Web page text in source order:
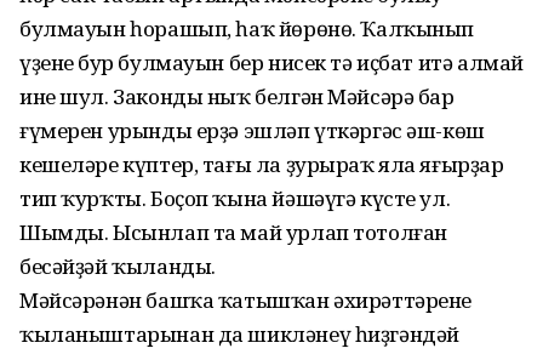
булмауын һорашып, һаҡ йөрөнө. Ҡалҡынып
үҙенең бур булмауын бер нисек тә иҫбат итә алмай
ине шул. Законды ныҡ белгән Мәйсәрә бар
ғүмерен урынды ерҙә эшләп үткәргәс әш-көш
кешеләре күптер, тағы ла ҙурыраҡ яла яғырҙар
тип ҡурҡты. Боҫоп ҡына йәшәүгә күсте ул.
Шымды. Ысынлап та май урлап тотолған
бесәйҙәй ҡыланды.
Мәйсәрәнән башҡа ҡатышҡан әхирәттәренең
ҡыланыштарынан да шикләнеү һиҙгәндәй